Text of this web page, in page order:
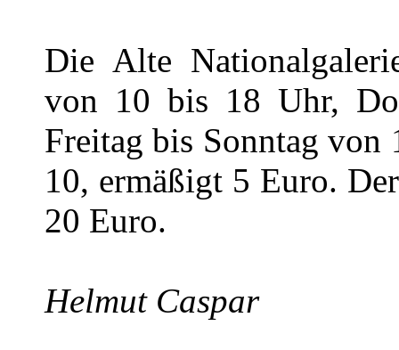
Die Alte
von 10 bis 18 Uhr,
Freitag bis Sonntag
10, ermäßigt 5 Euro.
20 Euro.
Helmut Caspar